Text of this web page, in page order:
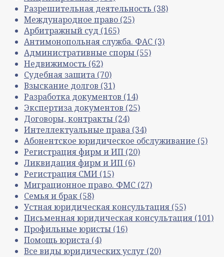
Разрешительная деятельность (38)
Международное право (25)
Арбитражный суд (165)
Антимонопольная служба. ФАС (3)
Административные споры (55)
Недвижимость (62)
Судебная защита (70)
Взыскание долгов (31)
Разработка документов (14)
Экспертиза документов (25)
Договоры, контракты (24)
Интеллектуальные права (34)
Абонентское юридическое обслуживание (5)
Регистрация фирм и ИП (20)
Ликвидация фирм и ИП (6)
Регистрация СМИ (15)
Миграционное право. ФМС (27)
Семья и брак (58)
Устная юридическая консультация (55)
Письменная юридическая консультация (101)
Профильные юристы (16)
Помощь юриста (4)
Все виды юридических услуг (20)